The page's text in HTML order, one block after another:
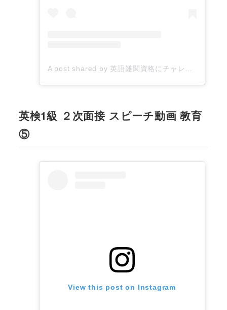
英検1級 ２次面接 スピーチ動画 教育
⑤
View this post on Instagram